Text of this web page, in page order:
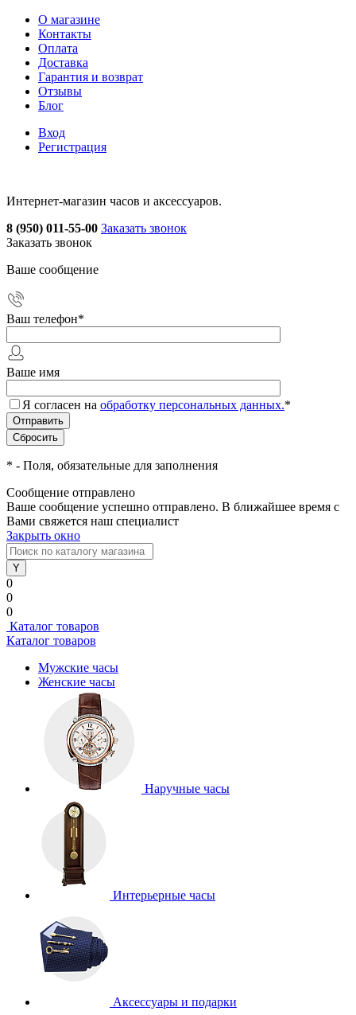
О магазине
Контакты
Оплата
Доставка
Гарантия и возврат
Отзывы
Блог
Вход
Регистрация
Интернет-магазин часов и аксессуаров.
8 (950) 011-55-00 Заказать звонок
Заказать звонок
Ваше сообщение
Ваш телефон*
Ваше имя
Я согласен на обработку персональных данных.*
* - Поля, обязательные для заполнения
Сообщение отправлено
Ваше сообщение успешно отправлено. В ближайшее время с
Вами свяжется наш специалист
Закрыть окно
0
0
0
Каталог товаров
Каталог товаров
Мужские часы
Женские часы
Наручные часы
Интерьерные часы
Аксессуары и подарки